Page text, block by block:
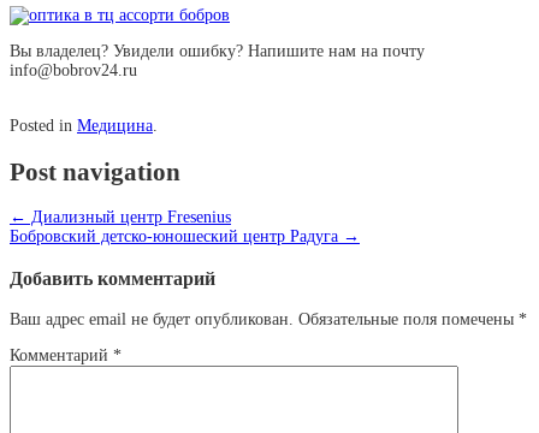
Вы владелец? Увидели ошибку? Напишите нам на почту
info@bobrov24.ru
Posted in Медицина.
Post navigation
← Диализный центр Fresenius
Бобровский детско-юношеский центр Радуга →
Добавить комментарий
Ваш адрес email не будет опубликован. Обязательные поля помечены *
Комментарий *